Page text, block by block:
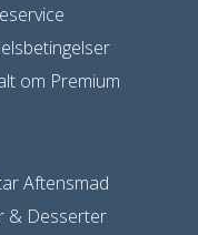
om Premium
Aftensmad
& Desserter